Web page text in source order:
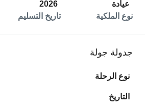
عيادة
نوع الملكية
2026
تاريخ التسليم
جدولة جولة
نوع الرحلة
التاريخ